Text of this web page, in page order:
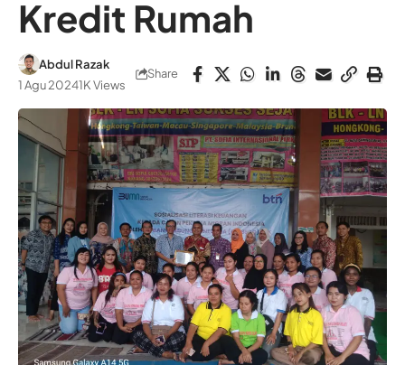
Kredit Rumah
Abdul Razak
1 Agu 20241K Views
Share